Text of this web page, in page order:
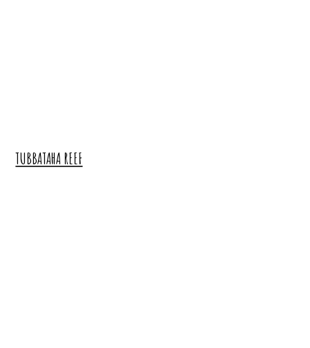
TUBBATAHA REEF